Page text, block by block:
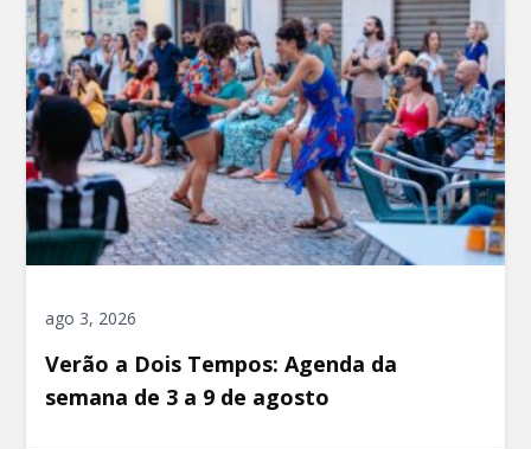
ago 3, 2026
Verão a Dois Tempos: Agenda da
semana de 3 a 9 de agosto